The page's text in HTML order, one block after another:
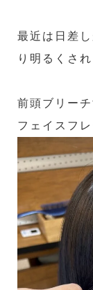
最近は日差
り明るくさ
前頭ブリー
フェイスフ